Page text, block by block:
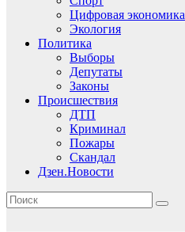
Цифровая экономика
Экология
Политика
Выборы
Депутаты
Законы
Происшествия
ДТП
Криминал
Пожары
Скандал
Дзен.Новости